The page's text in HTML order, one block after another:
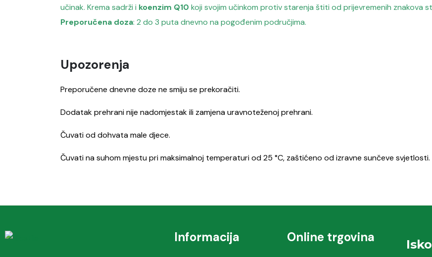
učinak. Krema sadrži i koenzim Q10 koji svojim učinkom protiv starenja štiti od prijevremenih znakova
Preporučena doza: 2 do 3 puta dnevno na pogođenim područjima.
Upozorenja
Preporučene dnevne doze ne smiju se prekoračiti.
Dodatak prehrani nije nadomjestak ili zamjena uravnoteženoj prehrani.
Čuvati od dohvata male djece.
Čuvati na suhom mjestu pri maksimalnoj temperaturi od 25 °C, zaštićeno od izravne sunčeve svjetlosti.
Informacija Online trgovina